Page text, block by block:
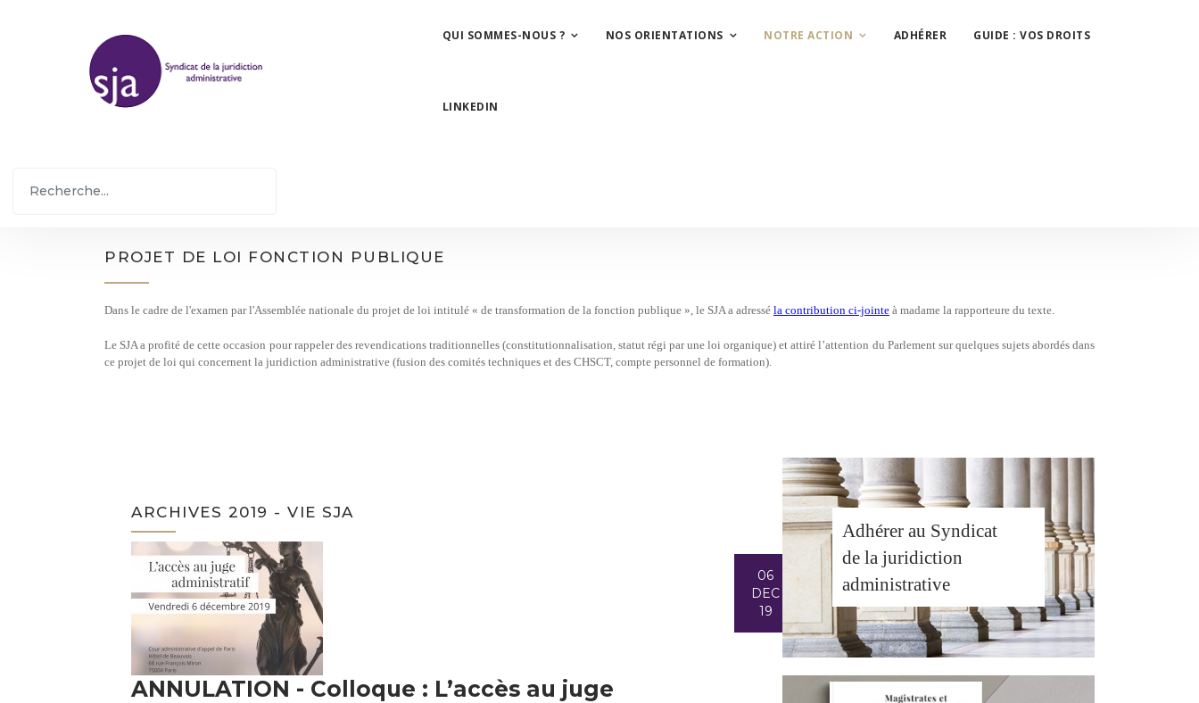
QUI SOMMES-NOUS ? NOS ORIENTATIONS NOTRE ACTION ADHÉRER GUIDE : VOS DROITS
LINKEDIN
PROJET DE LOI FONCTION PUBLIQUE
Dans le cadre de l'examen par l'Assemblée nationale du projet de loi intitulé « de transformation de la fonction publique », le SJA a adressé la contribution ci-jointe à madame la rapporteure du texte.
Le SJA a profité de cette occasion pour rappeler des revendications traditionnelles (constitutionnalisation, statut régi par une loi organique) et attiré l’attention du Parlement sur quelques sujets abordés dans
ce projet de loi qui concernent la juridiction administrative (fusion des comités techniques et des CHSCT, compte personnel de formation).
ARCHIVES 2019 - VIE SJA
06
DEC
19
ANNULATION - Colloque : L’accès au juge
Adhérer au Syndicat
de la juridiction
administrative